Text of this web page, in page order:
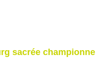
sacrée championne